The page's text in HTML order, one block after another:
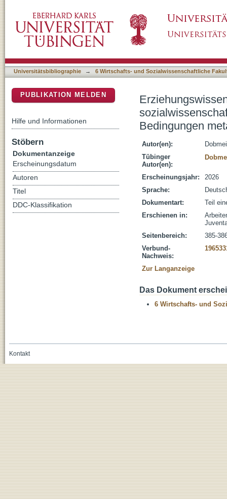
Metamethodologie : Explorationen an den
Universitätsbibliographie → 6 Wirtschafts- und Sozialwissenschaftliche
Bedingungen
Autor(en):
Tübinger
Autor(en):
Erscheinungsjahr:
2026
Sprache:
Dokumentart:
Teil
Erschienen in:
Seitenbereich:
385-
Verbund-
Nachweis:
Zur Langanzeige
Das Dokument
6 Wirtschafts- und
PUBLIKATION MELDEN
Hilfe und Informationen
Stöbern
Dokumentanzeige
Erscheinungsdatum
Autoren
Titel
DDC-Klassifikation
Kontakt